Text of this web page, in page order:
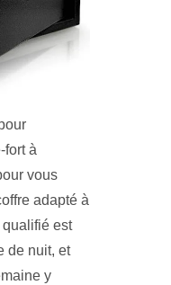
fort à
vous
adapté à
est
de nuit, et
y